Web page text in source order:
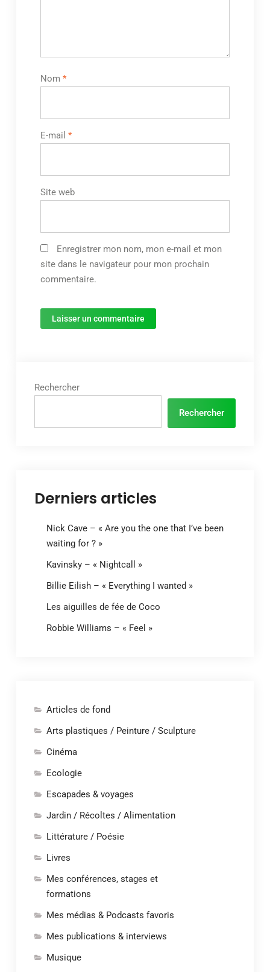
Nom *
E-mail *
Site web
Enregistrer mon nom, mon e-mail et mon
site dans le navigateur pour mon prochain
commentaire.
Rechercher
Rechercher
Derniers articles
Nick Cave – « Are you the one that I’ve been
waiting for ? »
Kavinsky – « Nightcall »
Billie Eilish – « Everything I wanted »
Les aiguilles de fée de Coco
Robbie Williams – « Feel »
Articles de fond
Arts plastiques / Peinture / Sculpture
Cinéma
Ecologie
Escapades & voyages
Jardin / Récoltes / Alimentation
Littérature / Poésie
Livres
Mes conférences, stages et
formations
Mes médias & Podcasts favoris
Mes publications & interviews
Musique